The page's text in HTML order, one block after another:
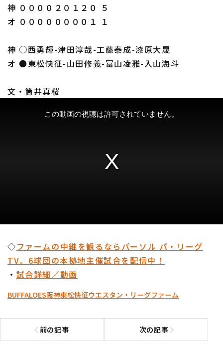
神 ００００２０１２０ ５
オ ００００００００１ １
神 ○西勇輝-津田淳哉-工藤泰成-漆原大晟
オ ●東松快征-山田修義-富山凌雅-入山海斗
文・筒井真桜
◇ファームの中継を観るならパーソル パ・リーグ
TV。6球団の本拠地主催試合を配信中！
・ 試合詳細／動画
BUFFALOES阪神東松快征ウエスタン・リーグファーム
前の記事
前の記事へ 次の記事次の記事へ